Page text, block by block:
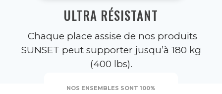
ULTRA RÉSISTANT
Chaque place assise de nos produits
SUNSET peut supporter jusqu’à 180 kg
(400 lbs).
NOS ENSEMBLES SONT 100%